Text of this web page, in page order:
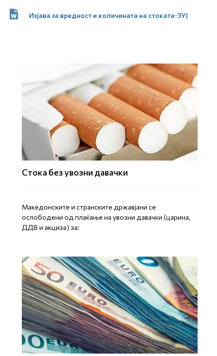
Изјава за вредност и количината на стоката-ЗУЈ
Стока без увозни давачки
Mакедонските и странските државјани се
ослободени од плаќање на увозни давачки (царина,
ДДВ и акциза) за: